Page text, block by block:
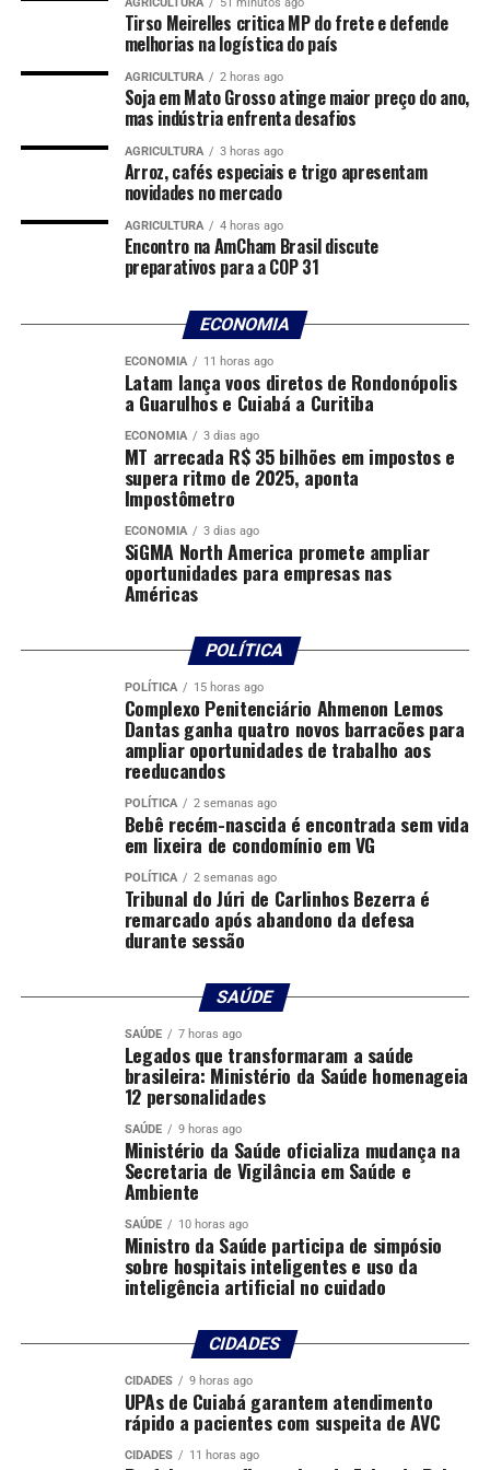
No segmento das famílias, o Comef afirmou que os
níveis de ativos problemáticos e a probabilidade de
default seguem indicando pressão sobre o risco de
crédito. O colegiado acrescentou que o endividamento e
o comprometimento de renda das famílias permanecem
Receba no seu celular atualizações em tempo real,
enquetes interativas e tudo o que impacta o dia a dia no
entre agora no Whatsapp do Canal Rural!
O documento também destaca a mudança na
composição da dívida. Segundo a ata, o aumento da
participação de modalidades mais onerosas tende a
pressionar ainda mais o comprometimento de renda. O
comitê informou que continuará aprofundando o debate
sobre esse tema.
Do ponto de vista econômico, a sinalização do BC
reforça um cenário de crédito mais seletivo, com análise
financeiras. Para o setor produtivo, esse ambiente tende
a manter atenção elevada sobre custo financeiro,
capacidade de pagamento e perfil de endividamento. A
ata não traz recorte setorial nem detalha efeitos
específicos sobre o agronegócio, o crédito rural ou
segmentos da agroindústria.
Ainda assim, juros elevados e maior cautela bancária são
fatores acompanhados por produtores, cooperativas e
empresas do campo, porque influenciam capital de giro,
investimento, armazenagem, compra de insumos e
gestão de fluxo de caixa, a depender da linha de
financiamento e das condições oferecidas no mercado.
Sem apresentar medidas novas, a ata do Comef indica
continuidade do monitoramento sobre inadimplência,
endividamento e qualidade do crédito. Como o
documento não detalha prazo para mudança de cenário,
a referência técnica disponível é de manutenção da
cautela nas concessões enquanto persistirem juros
elevados e pressão sobre a capacidade de pagamento.
Estadão Conteúdo
Banco Central aponta cautela adicional na
concessão de créditoapareceu primeiro emCanal Rural
Comentários
Tirso Meirelles critica MP do frete e defende
melhorias na logística do país
AGRICULTURA 2 horas ago
Soja em Mato Grosso atinge maior preço do ano,
mas indústria enfrenta desafios
AGRICULTURA 3 horas ago
Arroz, cafés especiais e trigo apresentam
novidades no mercado
AGRICULTURA 4 horas ago
Encontro na AmCham Brasil discute
preparativos para a COP 31
ECONOMIA
ECONOMIA 11 horas ago
Latam lança voos diretos de Rondonópolis
a Guarulhos e Cuiabá a Curitiba
ECONOMIA 3 dias ago
MT arrecada R$ 35 bilhões em impostos e
supera ritmo de 2025, aponta
Impostômetro
ECONOMIA 3 dias ago
SiGMA North America promete ampliar
oportunidades para empresas nas
Américas
POLÍTICA
POLÍTICA 15 horas ago
Complexo Penitenciário Ahmenon Lemos
Dantas ganha quatro novos barracões para
ampliar oportunidades de trabalho aos
reeducandos
POLÍTICA 2 semanas ago
Bebê recém-nascida é encontrada sem vida
em lixeira de condomínio em VG
POLÍTICA 2 semanas ago
Tribunal do Júri de Carlinhos Bezerra é
remarcado após abandono da defesa
durante sessão
SAÚDE
SAÚDE 7 horas ago
Legados que transformaram a saúde
brasileira: Ministério da Saúde homenageia
12 personalidades
SAÚDE 9 horas ago
Ministério da Saúde oficializa mudança na
Secretaria de Vigilância em Saúde e
Ambiente
SAÚDE 10 horas ago
Ministro da Saúde participa de simpósio
sobre hospitais inteligentes e uso da
inteligência artificial no cuidado
CIDADES
CIDADES 9 horas ago
UPAs de Cuiabá garantem atendimento
rápido a pacientes com suspeita de AVC
CIDADES 11 horas ago